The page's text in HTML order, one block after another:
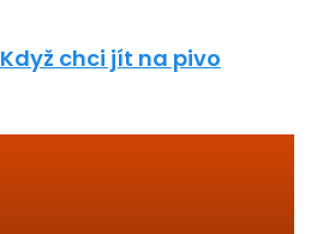
Když chci jít na pivo